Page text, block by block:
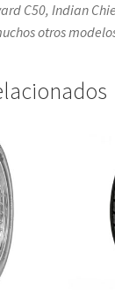
C50, Indian
otros